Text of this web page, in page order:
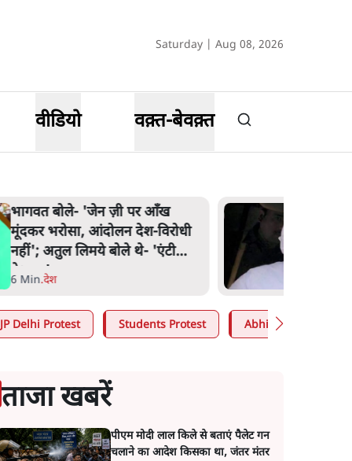
Saturday | Aug 08, 2026
वीडियो वक़्त-बेवक़्त
अतीक अहमद के बेटे अबान अहमद
की सड़क हादसे में मौत, जेल में बंद
भाई से मिलने जा रहे थे
5 Min
Delhi Protest Students Protest Abhijeet Dipke
ताजा खबरें
पीएम मोदी लाल किले से बताएं पैलेट गन
चलाने का आदेश किसका था, जंतर मंतर